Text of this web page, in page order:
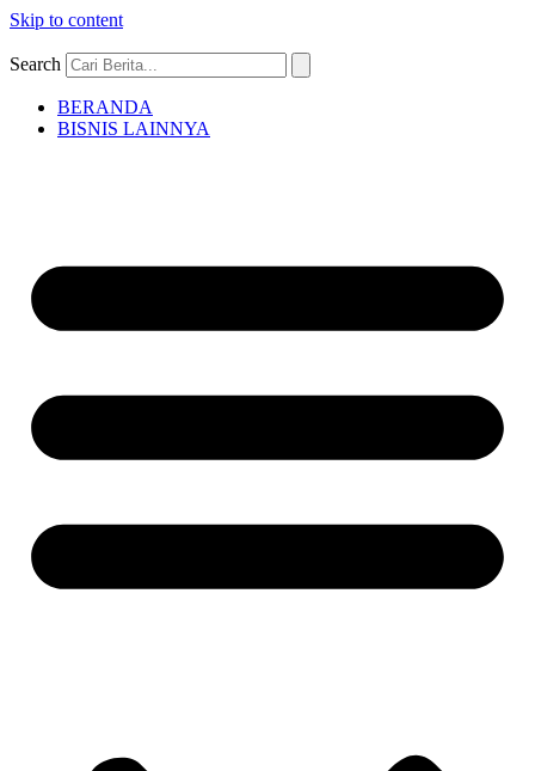
Skip to content
Search
BERANDA
BISNIS LAINNYA